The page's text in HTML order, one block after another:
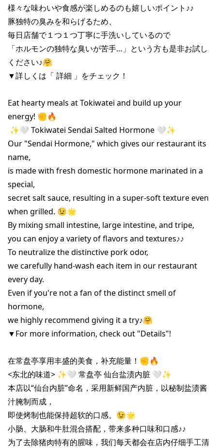
様々な味わいや食感が楽しめるのも嬉しいポイント♪♪
豚独特の臭みを和らげるため、
毎日店舗で１つ１つ丁寧に手洗いしているので
「ホルモンの独特な臭いが苦手…」という方も是非お試し
ください♪🤗
▼詳しくは「 詳細 」をチェック！
Eat hearty meals at Tokiwatei and build up your
Our "Sendai Hormone," which gives our restaurant its
name,
is made with fresh domestic hormone marinated in a
special,
secret salt sauce, resulting in a super-soft texture even
when grilled. 😉🌟
By mixing small intestine, large intestine, and tripe,
you can enjoy a variety of flavors and textures♪♪
To neutralize the distinctive pork odor,
we carefully hand-wash each item in our restaurant
every day.
Even if you're not a fan of the distinct smell of
hormone,
we highly recommend giving it a try♪🤗
▼For more information, check out "Details"!
在常盘亭享用丰盛的美食，补充能量！✊🔥
<东北的味道> ✨🤍 常盘亭 仙台盐渍内脏 🤍✨
本店以“仙台内脏”命名，采用新鲜国产内脏，以秘制盐渍酱
汁腌制而成，
即使烤制也能保持超软的口感。😉🌟
小肠、大肠和牛肚混合搭配，带来多种口味和口感♪♪
为了去除猪肉特有的腥味，我们每天都会在店内仔细手工清